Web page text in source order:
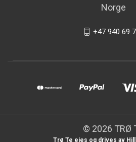
Norge
+47 940 69
© 2026 TRØ
Trø Te eies og drives av